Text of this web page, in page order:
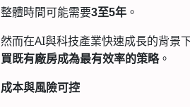
整體時間可能需要3至5年 。
然而在AI與科技產業快速成長的背景
買既有廠房成為最有效率的策略。
成本與風險可控